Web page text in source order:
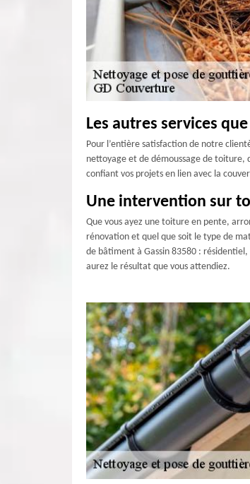
Les autres services
Pour l’entière satisfaction de notre
nettoyage et de démoussage de
confiant vos projets en lien avec la
Une intervention sur
Que vous ayez une toiture en pente,
rénovation et quel que soit le type de
de bâtiment à Gassin 83580 :
aurez le résultat que vous attendiez.